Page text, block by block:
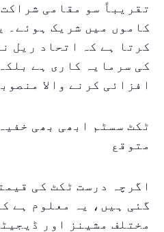
تقریباً سو مقامی
کاموں میں شریک ہوئے۔
کرتا ہے کہ اتحاد ریل
کی سرمایہ کاری ہے
افزائی کرنے والا
ٹکٹ سسٹم ابھی بھی
متوقع
اگرچہ درست ٹکٹ کی
گئی ہیں، یہ معلوم ہے
مختلف مشینز اور